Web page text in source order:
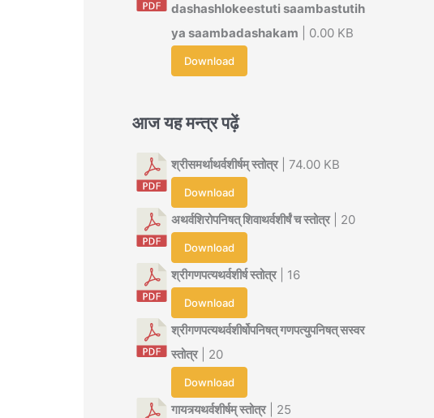
dashashlokeestuti saambastutih
ya saambadashakam | 0.00 KB
Download
आज यह मन्त्र पढ़ें
श्रीसमर्थाथर्वशीर्षम् स्तोत्र| 74.00 KB
Download
अथर्वशिरोपनिषत् शिवाथर्वशीर्षं च स्तोत्र| 20
Download
श्रीगणपत्यथर्वशीर्ष स्तोत्र| 16
Download
श्रीगणपत्यथर्वशीर्षोपनिषत् गणपत्युपनिषत् सस्वर
स्तोत्र| 20
Download
गायत्र्यथर्वशीर्षम् स्तोत्र| 25